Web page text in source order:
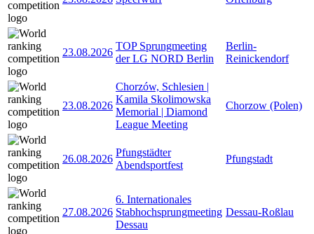
23.08.2026
TOP Sprungmeeting
der LG NORD Berlin
Berlin-
Reinickendorf
23.08.2026
Chorzów, Schlesien |
Kamila Skolimowska
Memorial | Diamond
League Meeting
Chorzow (Polen)
26.08.2026
Pfungstädter
Abendsportfest
Pfungstadt
27.08.2026
6. Internationales
Stabhochsprungmeeting
Dessau
Dessau-Roßlau